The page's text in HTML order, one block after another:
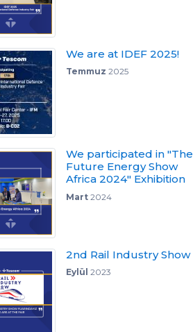
We are at IDEF 2025!
Temmuz 2025
We participated in "The
Future Energy Show
Africa 2024" Exhibition
Mart2024
2nd Rail Industry Show
Eylül 2023